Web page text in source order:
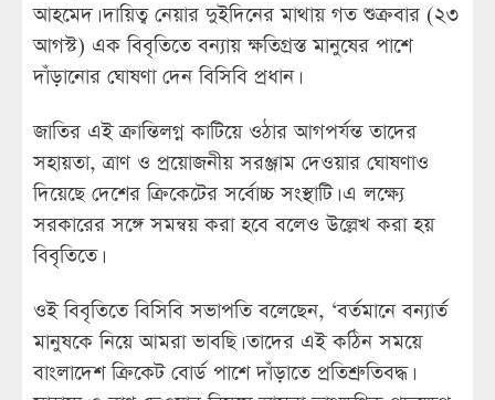
আহমেদ। দায়িত্ব নেয়ার দুইদিনের মাথায় গত শুক্রবার (২৩
আগস্ট) এক বিবৃতিতে বন্যায় ক্ষতিগ্রস্ত মানুষের পাশে
দাঁড়ানোর ঘোষণা দেন বিসিবি প্রধান।
জাতির এই ক্রান্তিলগ্ন কাটিয়ে ওঠার আগপর্যন্ত তাদের
সহায়তা, ত্রাণ ও প্রয়োজনীয় সরঞ্জাম দেওয়ার ঘোষণাও
দিয়েছে দেশের ক্রিকেটের সর্বোচ্চ সংস্থাটি। এ লক্ষ্যে
সরকারের সঙ্গে সমন্বয় করা হবে বলেও উল্লেখ করা হয়
বিবৃতিতে।
ওই বিবৃতিতে বিসিবি সভাপতি বলেছেন, ‘বর্তমানে বন্যার্ত
মানুষকে নিয়ে আমরা ভাবছি। তাদের এই কঠিন সময়ে
বাংলাদেশ ক্রিকেট বোর্ড পাশে দাঁড়াতে প্রতিশ্রুতিবদ্ধ।